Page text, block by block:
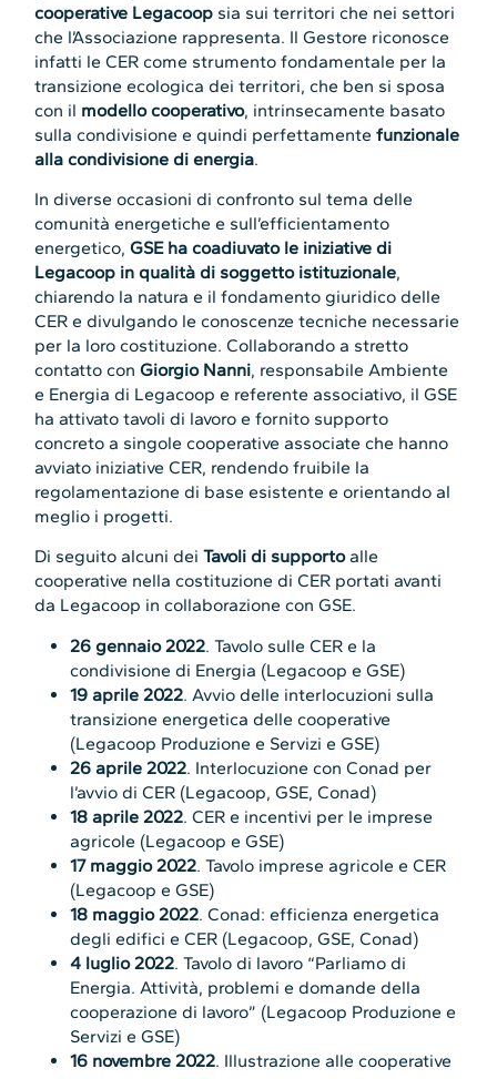
cooperative Legacoop sia sui territori che nei settori
che l’Associazione rappresenta. Il Gestore riconosce
infatti le CER come strumento fondamentale per la
transizione ecologica dei territori, che ben si sposa
con il modello cooperativo, intrinsecamente basato
sulla condivisione e quindi perfettamentefunzionale
alla condivisione di energia.
In diverse occasioni di confronto sul tema delle
comunità energetiche e sull’efficientamento
energetico,GSE ha coadiuvato le iniziative di
Legacoop in qualità di soggetto istituzionale,
chiarendo la natura e il fondamento giuridico delle
CER e divulgando le conoscenze tecniche necessarie
per la loro costituzione. Collaborando a stretto
contatto conGiorgio Nanni, responsabile Ambiente
e Energia di Legacoop e referente associativo, il GSE
ha attivato tavoli di lavoro e fornito supporto
concreto a singole cooperative associate che hanno
avviato iniziative CER, rendendo fruibile la
regolamentazione di base esistente e orientando al
meglio i progetti.
Di seguito alcuni deiTavoli di supportoalle
cooperative nella costituzione di CER portati avanti
da Legacoop in collaborazione con GSE.
26 gennaio 2022. Tavolo sulle CER e la
condivisione di Energia (Legacoop e GSE)
19 aprile 2022. Avvio delle interlocuzioni sulla
transizione energetica delle cooperative
(Legacoop Produzione e Servizi e GSE)
26 aprile 2022. Interlocuzione con Conad per
l’avvio di CER (Legacoop, GSE, Conad)
18 aprile 2022. CER e incentivi per le imprese
agricole (Legacoop e GSE)
17 maggio 2022. Tavolo imprese agricole e CER
(Legacoop e GSE)
18 maggio 2022. Conad: efficienza energetica
degli edifici e CER (Legacoop, GSE, Conad)
4 luglio 2022. Tavolo di lavoro “Parliamo di
Energia. Attività, problemi e domande della
cooperazione di lavoro” (Legacoop Produzione e
Servizi e GSE)
16 novembre 2022. Illustrazione alle cooperative